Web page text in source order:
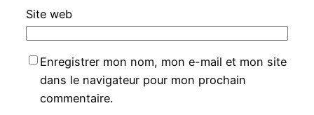
Site web
Enregistrer mon nom, mon e-mail et mon site
dans le navigateur pour mon prochain
commentaire.